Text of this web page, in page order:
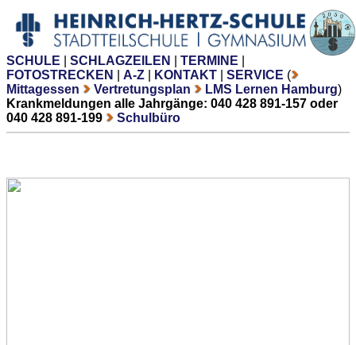
SCHULE SCHLAGZEILEN TERMINE
FOTOSTRECKEN
A-Z KONTAKT SERVICE (
Mittagessen
Vertretungsplan LMS Lernen Hamburg)
Krankmeldungen alle Jahrgänge: 040 428 891-157 oder
040 428 891-199
Schulbüro